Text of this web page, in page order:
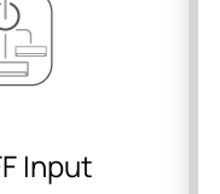
Input